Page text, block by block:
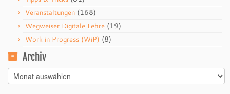
Veranstaltungen (168)
Wegweiser Digitale Lehre (19)
Work in Progress (WiP) (8)
Archiv
Archiv